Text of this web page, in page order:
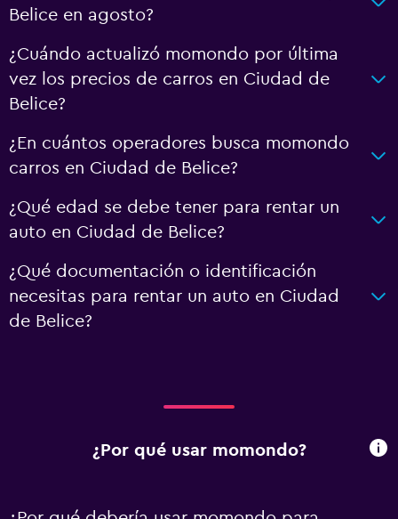
Belice en agosto?
¿Cuándo actualizó momondo por última
vez los precios de carros en Ciudad de
Belice?
¿En cuántos operadores busca momondo
carros en Ciudad de Belice?
¿Qué edad se debe tener para rentar un
auto en Ciudad de Belice?
¿Qué documentación o identificación
necesitas para rentar un auto en Ciudad
de Belice?
¿Por qué usar momondo?